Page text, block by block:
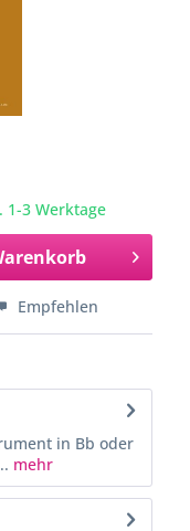
1-3 Werktage
Empfehlen
in Bb oder
mehr